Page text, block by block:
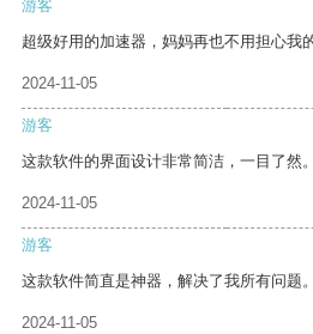
游客
超级好用的加速器，妈妈再也不用担心我
2024-11-05
游客
这款软件的界面设计非常简洁，一目了然。
2024-11-05
游客
这款软件简直是神器，解决了我所有问题。
2024-11-05